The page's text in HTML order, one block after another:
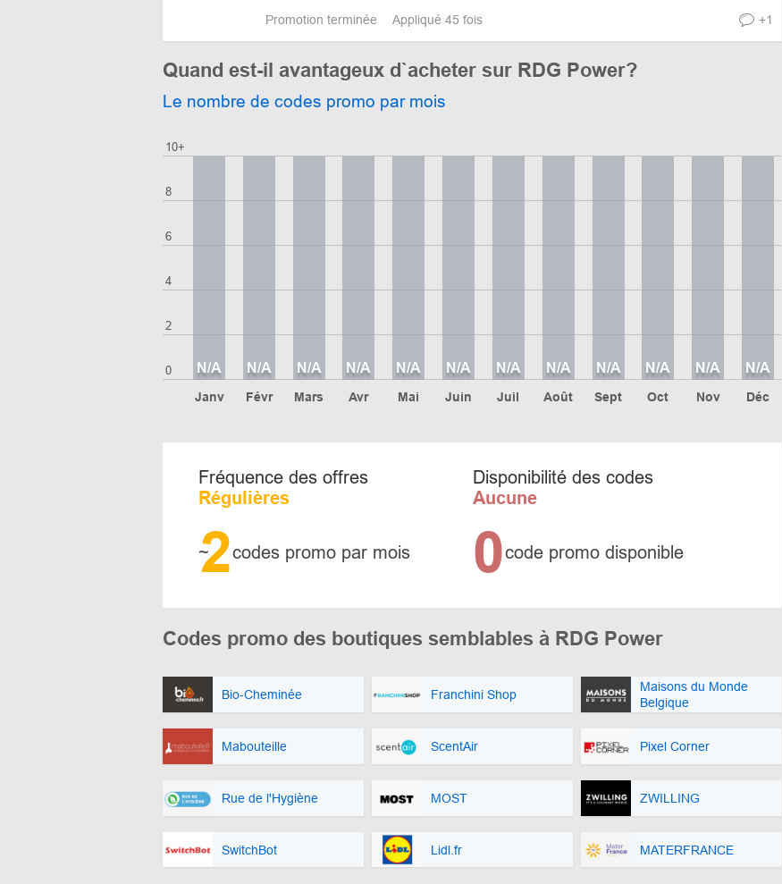
Promotion terminée Appliqué 45 fois +1
Quand est-il avantageux d`acheter sur RDG Power?
Le nombre de codes promo par mois
0
2
4
6
8
10+
Janv
N/A
Févr
N/A
Mars
N/A
Avr
N/A
Mai
N/A
Juin
N/A
Juil
N/A
Août
N/A
Sept
N/A
Oct
N/A
Nov
N/A
Déc
N/A
Fréquence des offres
Régulières
~
2codes promo par mois
Disponibilité des codes
Aucune
0code promo disponible
Codes promo des boutiques semblables à RDG Power
Bio-Cheminée Franchini Shop
Maisons du Monde
Belgique
Mabouteille ScentAir Pixel Corner
Rue de l'Hygiène MOST ZWILLING
SwitchBot Lidl.fr MATERFRANCE